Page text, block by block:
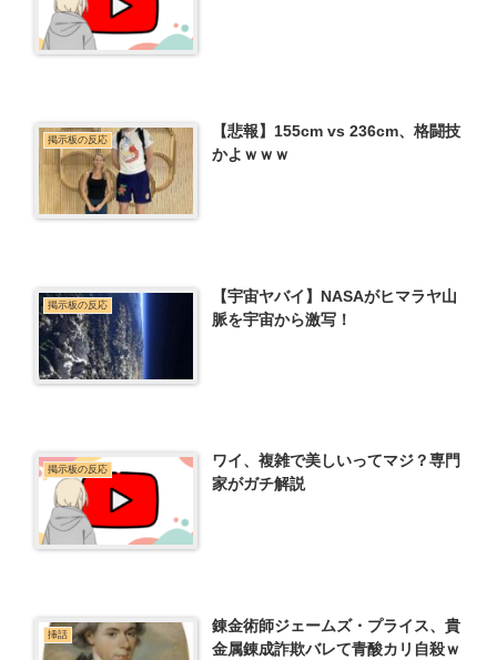
掲示板の反応
【悲報】155cm vs 236cm、格闘技
かよｗｗｗ
掲示板の反応
【宇宙ヤバイ】NASAがヒマラヤ山
脈を宇宙から激写！
掲示板の反応
ワイ、複雑で美しいってマジ？専門
家がガチ解説
挿話
錬金術師ジェームズ・プライス、貴
金属錬成詐欺バレて青酸カリ自殺ｗ